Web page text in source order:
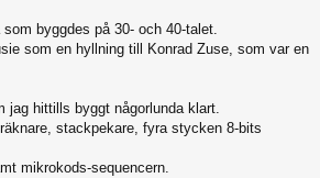
som byggdes på 30- och 40-talet.
som en hyllning till Konrad Zuse, som var en
jag hittills byggt någorlunda klart.
stackpekare, fyra stycken 8-bits
mikrokods-sequencern.